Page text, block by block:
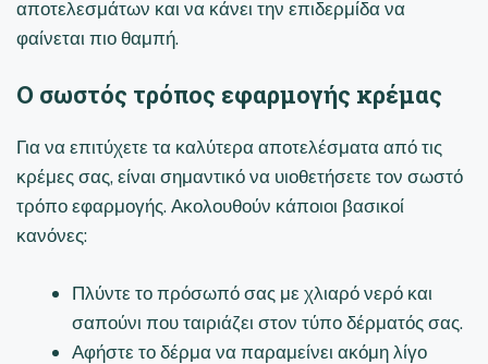
αποτελεσμάτων και να κάνει την επιδερμίδα να
φαίνεται πιο θαμπή.
Ο σωστός τρόπος εφαρμογής κρέμας
Για να επιτύχετε τα καλύτερα αποτελέσματα από τις
κρέμες σας, είναι σημαντικό να υιοθετήσετε τον σωστό
τρόπο εφαρμογής. Ακολουθούν κάποιοι βασικοί
κανόνες:
Πλύντε το πρόσωπό σας με χλιαρό νερό και
σαπούνι που ταιριάζει στον τύπο δέρματός σας.
Αφήστε το δέρμα να παραμείνει ακόμη λίγο